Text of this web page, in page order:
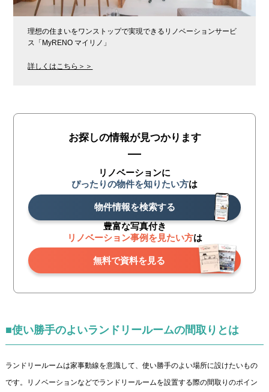
理想の住まいをワンストップで実現できるリノベーションサービ
ス「MyRENO マイリノ」
詳しくはこちら＞＞
お探しの情報が見つかります
リノベーションに
ぴったりの物件を知りたい方は
物件情報を検索する
豊富な写真付き
リノベーション事例を見たい方は
無料で資料を見る
■使い勝手のよいランドリールームの間取りとは
ランドリールームは家事動線を意識して、使い勝手のよい場所に設けたいもの
です。リノベーションなどでランドリールームを設置する際の間取りのポイン